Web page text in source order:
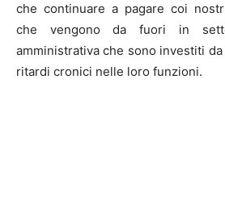
che continuare a pagare coi
che vengono da fuori in
amministrativa che sono investiti
ritardi cronici nelle loro funzioni.